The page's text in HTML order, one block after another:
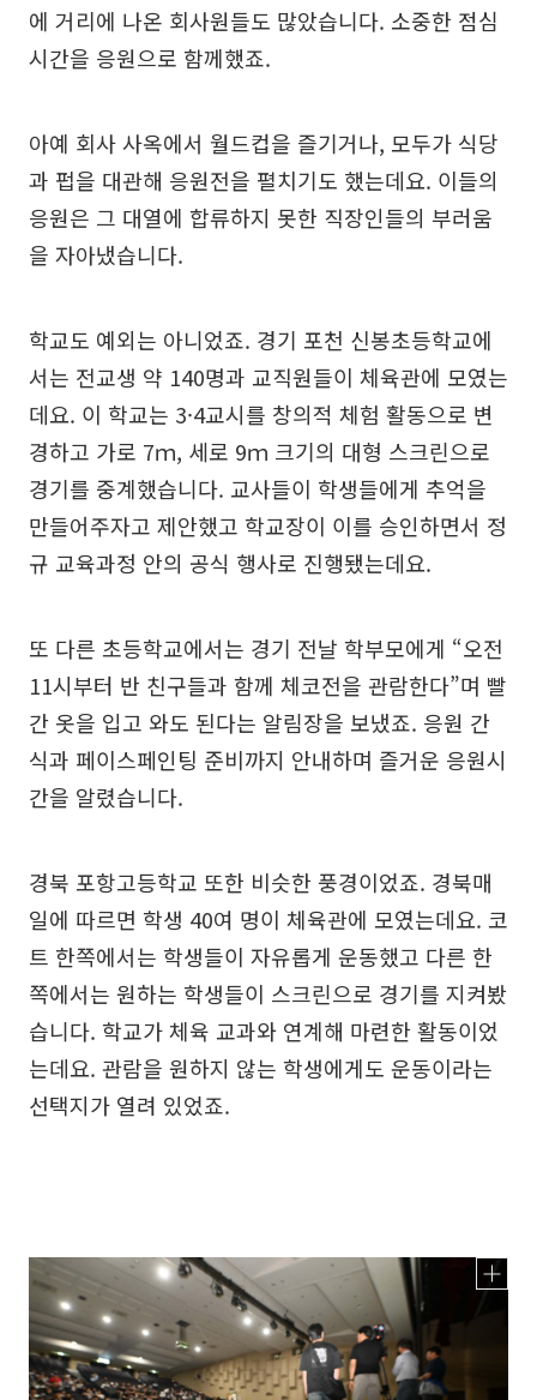
에 거리에 나온 회사원들도 많았습니다. 소중한 점심
시간을 응원으로 함께했죠.
아예 회사 사옥에서 월드컵을 즐기거나, 모두가 식당
과 펍을 대관해 응원전을 펼치기도 했는데요. 이들의
응원은 그 대열에 합류하지 못한 직장인들의 부러움
을 자아냈습니다.
학교도 예외는 아니었죠. 경기 포천 신봉초등학교에
서는 전교생 약 140명과 교직원들이 체육관에 모였는
데요. 이 학교는 3·4교시를 창의적 체험 활동으로 변
경하고 가로 7ｍ, 세로 9ｍ 크기의 대형 스크린으로
경기를 중계했습니다. 교사들이 학생들에게 추억을
만들어주자고 제안했고 학교장이 이를 승인하면서 정
규 교육과정 안의 공식 행사로 진행됐는데요.
또 다른 초등학교에서는 경기 전날 학부모에게 “오전
11시부터 반 친구들과 함께 체코전을 관람한다”며 빨
간 옷을 입고 와도 된다는 알림장을 보냈죠. 응원 간
식과 페이스페인팅 준비까지 안내하며 즐거운 응원시
간을 알렸습니다.
경북 포항고등학교 또한 비슷한 풍경이었죠. 경북매
일에 따르면 학생 40여 명이 체육관에 모였는데요. 코
트 한쪽에서는 학생들이 자유롭게 운동했고 다른 한
쪽에서는 원하는 학생들이 스크린으로 경기를 지켜봤
습니다. 학교가 체육 교과와 연계해 마련한 활동이었
는데요. 관람을 원하지 않는 학생에게도 운동이라는
선택지가 열려 있었죠.